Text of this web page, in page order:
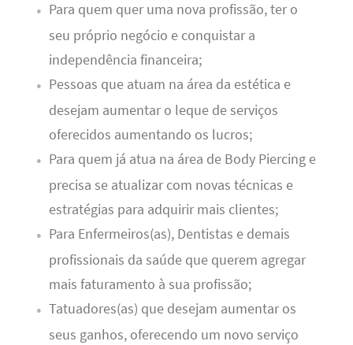
Para quem quer uma nova profissão, ter o
seu próprio negócio e conquistar a
independência financeira;
Pessoas que atuam na área da estética e
desejam aumentar o leque de serviços
oferecidos aumentando os lucros;
Para quem já atua na área de Body Piercing e
precisa se atualizar com novas técnicas e
estratégias para adquirir mais clientes;
Para Enfermeiros(as), Dentistas e demais
profissionais da saúde que querem agregar
mais faturamento à sua profissão;
Tatuadores(as) que desejam aumentar os
seus ganhos, oferecendo um novo serviço